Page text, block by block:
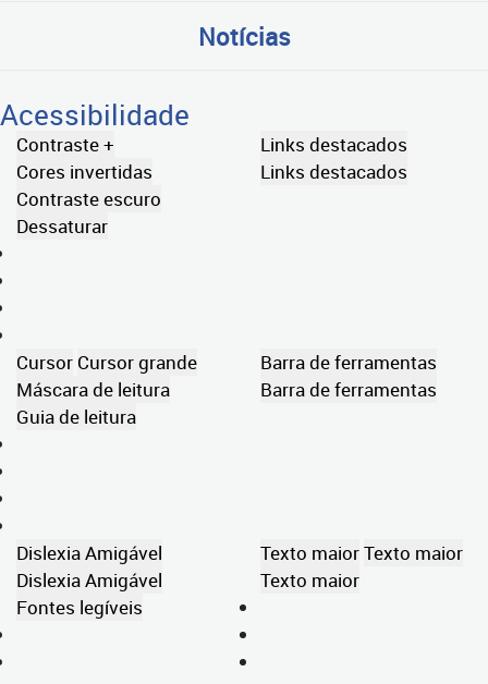
Notícias
Acessibilidade
Contraste +
Cores invertidas
Contraste escuro
Dessaturar
Links destacados
Links destacados
Cursor Cursor grande
Máscara de leitura
Guia de leitura
Barra de ferramentas
Barra de ferramentas
Dislexia Amigável
Dislexia Amigável
Fontes legíveis
Texto maiorTexto maior
Texto maior